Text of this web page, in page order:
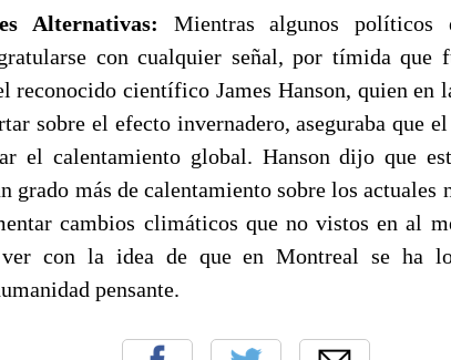
Alternativas: Mientras algunos políticos
con cualquier señal, por tímida que
reconocido científico James Hanson, quien en
sobre el efecto invernadero, aseguraba que
el calentamiento global. Hanson dijo que
grado más de calentamiento sobre los actuales
cambios climáticos que no vistos en al
ver con la idea de que en Montreal se ha
pensante.